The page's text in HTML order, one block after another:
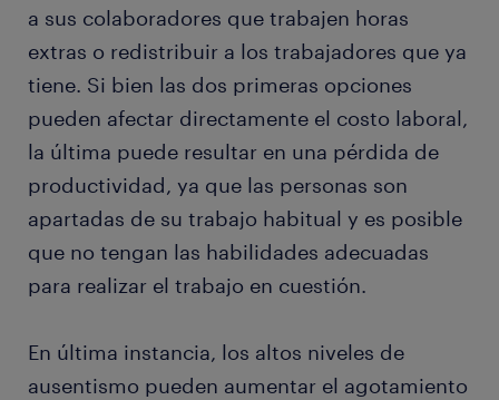
a sus colaboradores que trabajen horas
extras o redistribuir a los trabajadores que ya
tiene. Si bien las dos primeras opciones
pueden afectar directamente el costo laboral,
la última puede resultar en una pérdida de
productividad, ya que las personas son
apartadas de su trabajo habitual y es posible
que no tengan las habilidades adecuadas
para realizar el trabajo en cuestión.
En última instancia, los altos niveles de
ausentismo pueden aumentar el agotamiento